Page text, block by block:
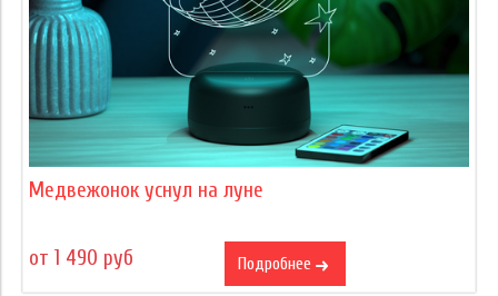
Медвежонок уснул на луне
от 1 490 руб Подробнее